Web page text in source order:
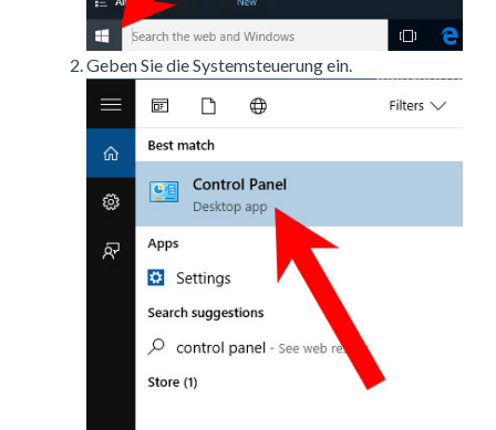
Geben Sie die Systemsteuerung ein.